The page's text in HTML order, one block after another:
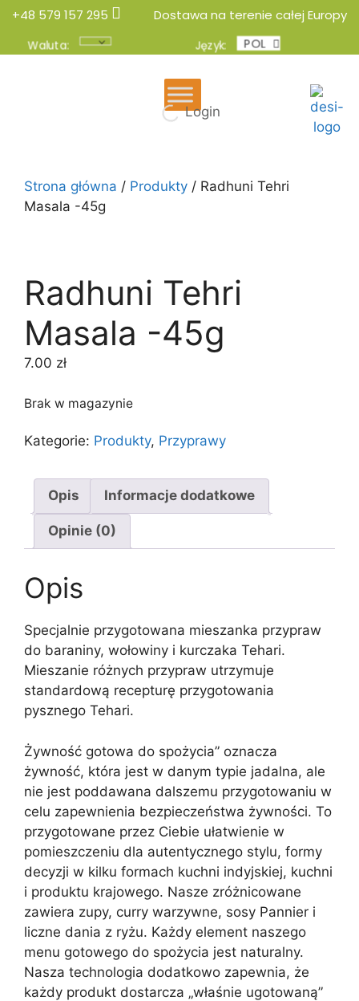
+48 579 157 295 Dostawa na terenie całej Europy
Waluta: Język: POL
ENG
Login
Strona główna / Produkty / Radhuni Tehri
Masala -45g
Radhuni Tehri
Masala -45g
7.00 zł
Brak w magazynie
Kategorie: Produkty, Przyprawy
Opis Informacje dodatkowe
Opinie (0)
Opis
Specjalnie przygotowana mieszanka przypraw
do baraniny, wołowiny i kurczaka Tehari.
Mieszanie różnych przypraw utrzymuje
standardową recepturę przygotowania
pysznego Tehari.
Żywność gotowa do spożycia” oznacza
żywność, która jest w danym typie jadalna, ale
nie jest poddawana dalszemu przygotowaniu w
celu zapewnienia bezpieczeństwa żywności. To
przygotowane przez Ciebie ułatwienie w
pomieszczeniu dla autentycznego stylu, formy
decyzji w kilku formach kuchni indyjskiej, kuchni
i produktu krajowego. Nasze zróżnicowane
zawiera zupy, curry warzywne, sosy Pannier i
liczne dania z ryżu. Każdy element naszego
menu gotowego do spożycia jest naturalny.
Nasza technologia dodatkowo zapewnia, że
każdy produkt dostarcza „właśnie ugotowaną”